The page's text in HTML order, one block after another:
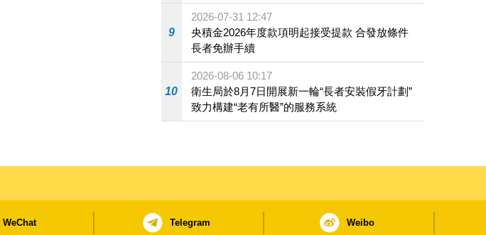
9
2026-07-31 12:47
央積金2026年度款項明起接受提款 合發放條件
長者免辦手續
10
2026-08-06 10:17
衛生局於8月7日開展新一輪“長者安裝假牙計劃”
致力構建“老有所醫”的服務系統
WeChat Telegram Weibo